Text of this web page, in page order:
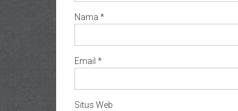
Nama *
Email *
Situs Web